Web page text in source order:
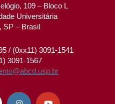
109 – Bloco L
Universitária
SP – Brasil
/ (0xx11) 3091-1541
3091-1567